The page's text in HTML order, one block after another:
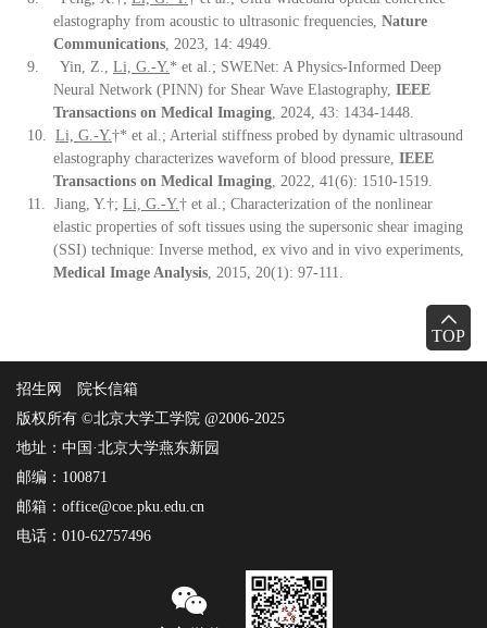
TOP
elastography from acoustic to ultrasonic frequencies, Nature
Communications, 2023, 14: 4949.
9. Yin, Z., Li, G.-Y.* et al.; SWENet: A Physics-Informed Deep
Neural Network (PINN) for Shear Wave Elastography, IEEE
Transactions on Medical Imaging, 2024, 43: 1434-1448.
10. Li, G.-Y.†* et al.; Arterial stiffness probed by dynamic ultrasound
elastography characterizes waveform of blood pressure, IEEE
Transactions on Medical Imaging, 2022, 41(6): 1510-1519.
11. Jiang, Y.†; Li, G.-Y.† et al.; Characterization of the nonlinear
elastic properties of soft tissues using the supersonic shear imaging
(SSI) technique: Inverse method, ex vivo and in vivo experiments,
Medical Image Analysis, 2015, 20(1): 97-111.
招生网
院长信箱
版权所有 ©北京大学工学院 @2006-2025
地址：中国·北京大学燕东新园
邮编：100871
邮箱：office@coe.pku.edu.cn
电话：010-62757496